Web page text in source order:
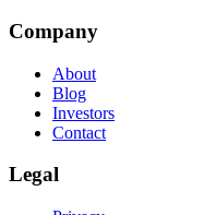
Company
About
Blog
Investors
Contact
Legal